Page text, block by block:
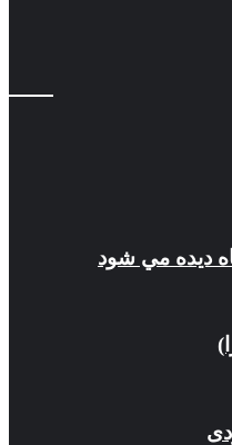
مي شود